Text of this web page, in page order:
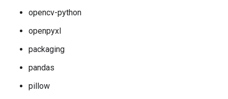
opencv-python
openpyxl
packaging
pandas
pillow